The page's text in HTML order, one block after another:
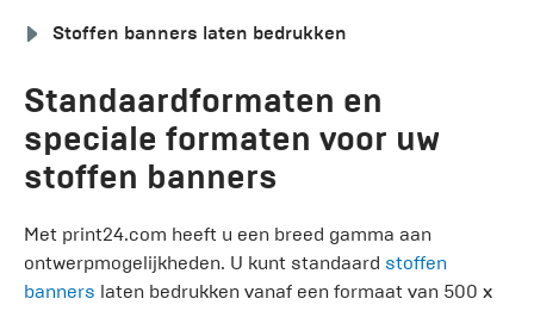
Stoffen banners laten bedrukken
Standaardformaten en
speciale formaten voor uw
stoffen banners
Met print24.com heeft u een breed gamma aan
ontwerpmogelijkheden. U kunt standaard stoffen
banners laten bedrukken vanaf een formaat van 500 x